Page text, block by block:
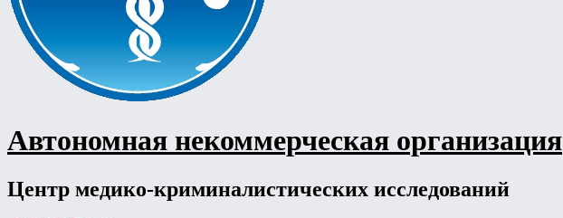
Автономная некоммерческая организация
Центр медико-криминалистических исследований